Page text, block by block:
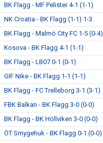
BK Flagg - MF Pelister 4-1 (1-1)
NK Croatia - BK Flagg (1-1) 1-3
BK Flagg - Malmö City FC 1-5 (0-4)
Kosova - BK Flagg 4-1 (1-1)
BK Flagg - LB07 0-1 (0-1)
GIF Nike - BK Flagg 1-1 (1-1)
BK Flagg - FC Trelleborg 3-1 (3-1)
FBK Balkan - BK Flagg 3-0 (0-0)
BK Flagg - BK Höllviken 3-0 (0-0)
ÖT Smygehuk - BK Flagg 0-1 (0-0)